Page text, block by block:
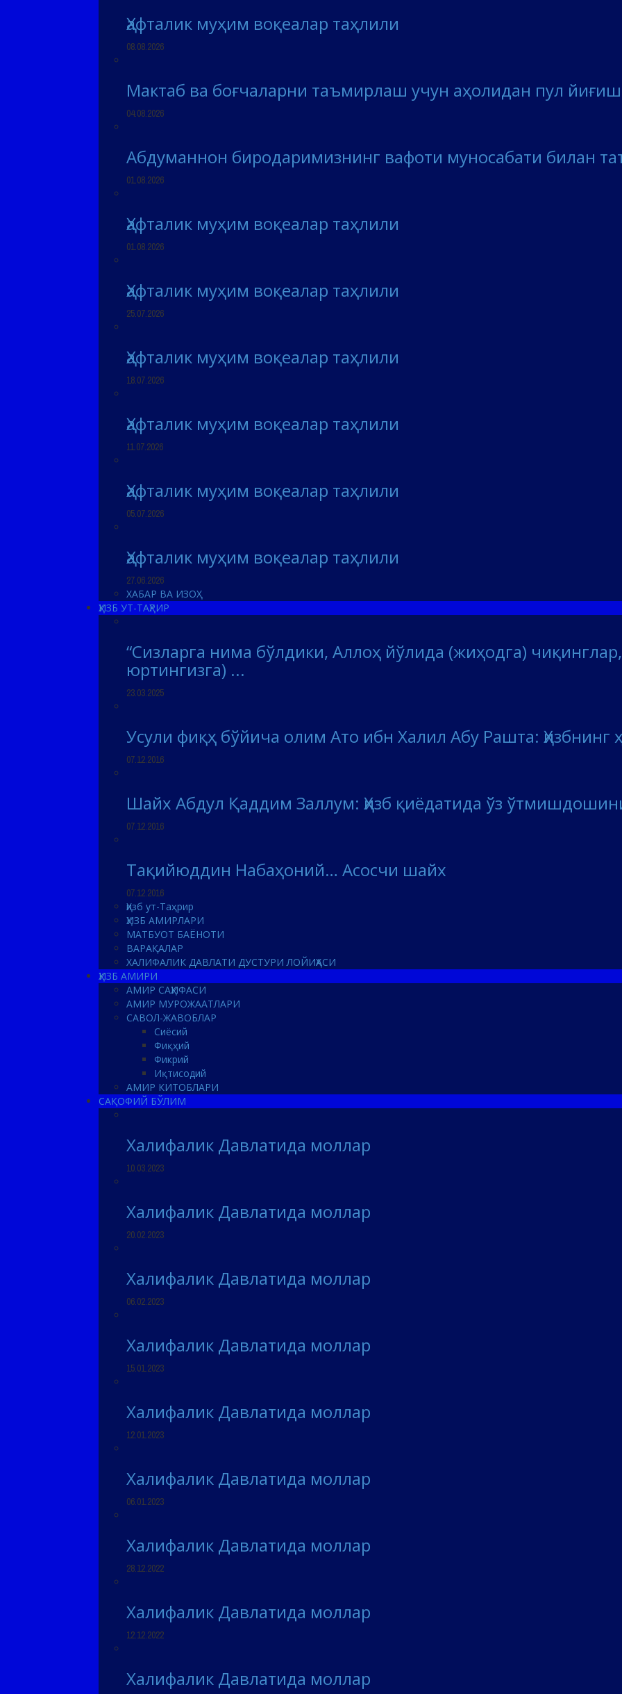
Ҳафталик муҳим воқеалар таҳлили
08.08.2026
Мактаб ва боғчаларни таъмирлаш учун аҳолидан пул
04.08.2026
Абдуманнон биродаримизнинг вафоти муносабати билан
01.08.2026
Ҳафталик муҳим воқеалар таҳлили
01.08.2026
Ҳафталик муҳим воқеалар таҳлили
25.07.2026
Ҳафталик муҳим воқеалар таҳлили
18.07.2026
Ҳафталик муҳим воқеалар таҳлили
11.07.2026
Ҳафталик муҳим воқеалар таҳлили
05.07.2026
Ҳафталик муҳим воқеалар таҳлили
27.06.2026
ХАБАР ВА ИЗОҲ
ҲИЗБ УТ-ТАҲРИР
“Сизларга нима бўлдики, Аллоҳ йўлида (жиҳодга)
юртингизга) ...
23.03.2025
Усули фиқҳ бўйича олим Ато ибн Халил Абу Рашта: Ҳизбнинг
07.12.2016
Шайх Абдул Қаддим Заллум: Ҳизб қиёдатида ўз
07.12.2016
Тақийюддин Набаҳоний… Асосчи шайх
07.12.2016
Ҳизб ут-Таҳрир
ҲИЗБ АМИРЛАРИ
МАТБУОТ БАЁНОТИ
ВАРАҚАЛАР
ХАЛИФАЛИК ДАВЛАТИ ДУСТУРИ ЛОЙИҲАСИ
ҲИЗБ АМИРИ
АМИР САҲИФАСИ
АМИР МУРОЖААТЛАРИ
САВОЛ-ЖАВОБЛАР
Сиёсий
Фиқҳий
Фикрий
Иқтисодий
АМИР КИТОБЛАРИ
САҚОФИЙ БЎЛИМ
Халифалик Давлатида моллар
10.03.2023
Халифалик Давлатида моллар
20.02.2023
Халифалик Давлатида моллар
06.02.2023
Халифалик Давлатида моллар
15.01.2023
Халифалик Давлатида моллар
12.01.2023
Халифалик Давлатида моллар
06.01.2023
Халифалик Давлатида моллар
28.12.2022
Халифалик Давлатида моллар
12.12.2022
Халифалик Давлатида моллар